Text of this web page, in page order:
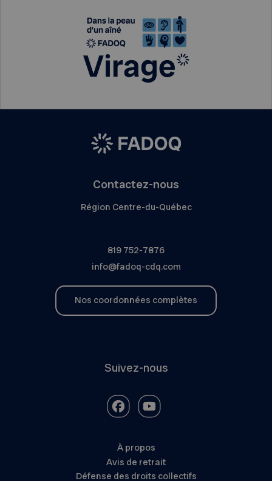
Contactez-nous
Région Centre-du-Québec
819 752-7876
info@fadoq-cdq.com
Nos coordonnées complètes
Suivez-nous
À propos
Avis de retrait
Défense des droits collectifs